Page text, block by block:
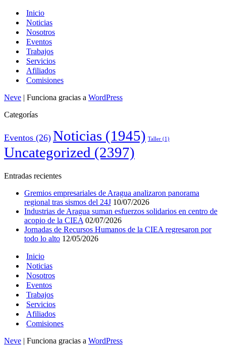
Inicio
Noticias
Nosotros
Eventos
Trabajos
Servicios
Afiliados
Comisiones
Neve | Funciona gracias a WordPress
Categorías
Eventos (26) Noticias (1945) Taller (1)
Uncategorized (2397)
Entradas recientes
Gremios empresariales de Aragua analizaron panorama
regional tras sismos del 24J 10/07/2026
Industrias de Aragua suman esfuerzos solidarios en centro de
acopio de la CIEA 02/07/2026
Jornadas de Recursos Humanos de la CIEA regresaron por
todo lo alto 12/05/2026
Inicio
Noticias
Nosotros
Eventos
Trabajos
Servicios
Afiliados
Comisiones
Neve | Funciona gracias a WordPress